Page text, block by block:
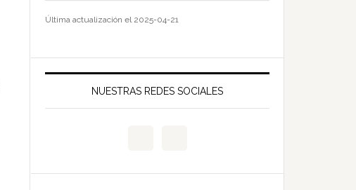
Última actualización el 2025-04-21
NUESTRAS REDES SOCIALES